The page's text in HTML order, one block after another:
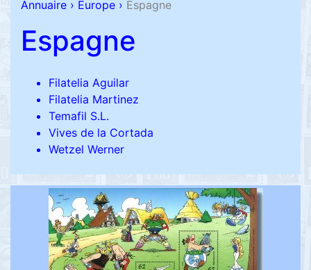
Annuaire › Europe › Espagne
Espagne
Filatelia Aguilar
Filatelia Martinez
Temafil S.L.
Vives de la Cortada
Wetzel Werner